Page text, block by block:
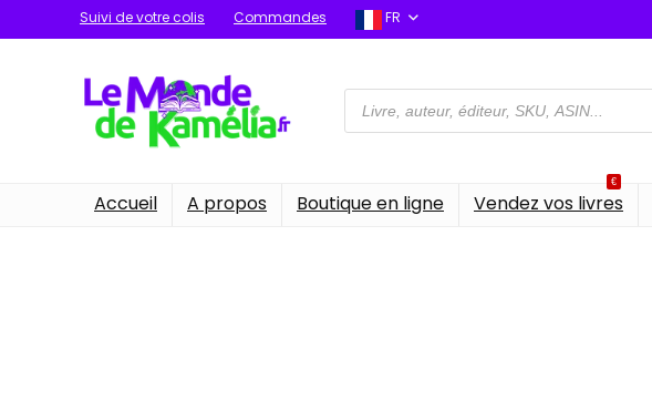
Suivi de votre colis Commandes FR
Recherche
de
produits
Accueil A propos Boutique en ligne
€
Vendez vos livres